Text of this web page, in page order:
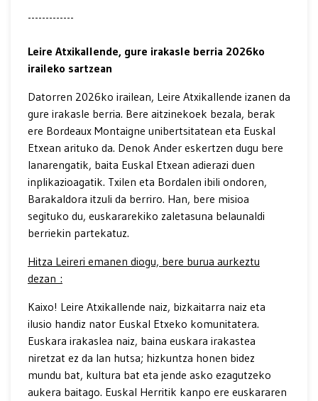
-------------
Leire Atxikallende, gure irakasle berria 2026ko
iraileko sartzean
Datorren 2026ko irailean, Leire Atxikallende izanen da
gure irakasle berria. Bere aitzinekoek bezala, berak
ere Bordeaux Montaigne unibertsitatean eta Euskal
Etxean arituko da. Denok Ander eskertzen dugu bere
lanarengatik, baita Euskal Etxean adierazi duen
inplikazioagatik. Txilen eta Bordalen ibili ondoren,
Barakaldora itzuli da berriro. Han, bere misioa
segituko du, euskararekiko zaletasuna belaunaldi
berriekin partekatuz.
Hitza Leireri emanen diogu, bere burua aurkeztu
dezan :
Kaixo! Leire Atxikallende naiz, bizkaitarra naiz eta
ilusio handiz nator Euskal Etxeko komunitatera.
Euskara irakaslea naiz, baina euskara irakastea
niretzat ez da lan hutsa; hizkuntza honen bidez
mundu bat, kultura bat eta jende asko ezagutzeko
aukera baitago. Euskal Herritik kanpo ere euskararen